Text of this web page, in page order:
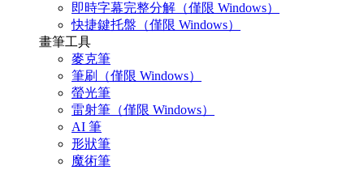
即時字幕完整分解（僅限 Windows）
快捷鍵托盤（僅限 Windows）
畫筆工具
麥克筆
筆刷（僅限 Windows）
螢光筆
雷射筆（僅限 Windows）
AI 筆
形狀筆
魔術筆